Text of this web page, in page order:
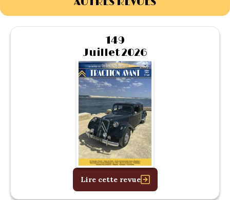
La 15/6 D –
1947/1955
La 15/6 H –
1954/1956
149
Juillet 2026
Lire cette revue